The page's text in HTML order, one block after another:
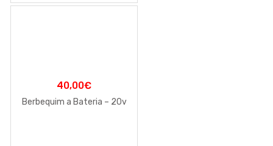
40,00€
Berbequim a Bateria – 20v